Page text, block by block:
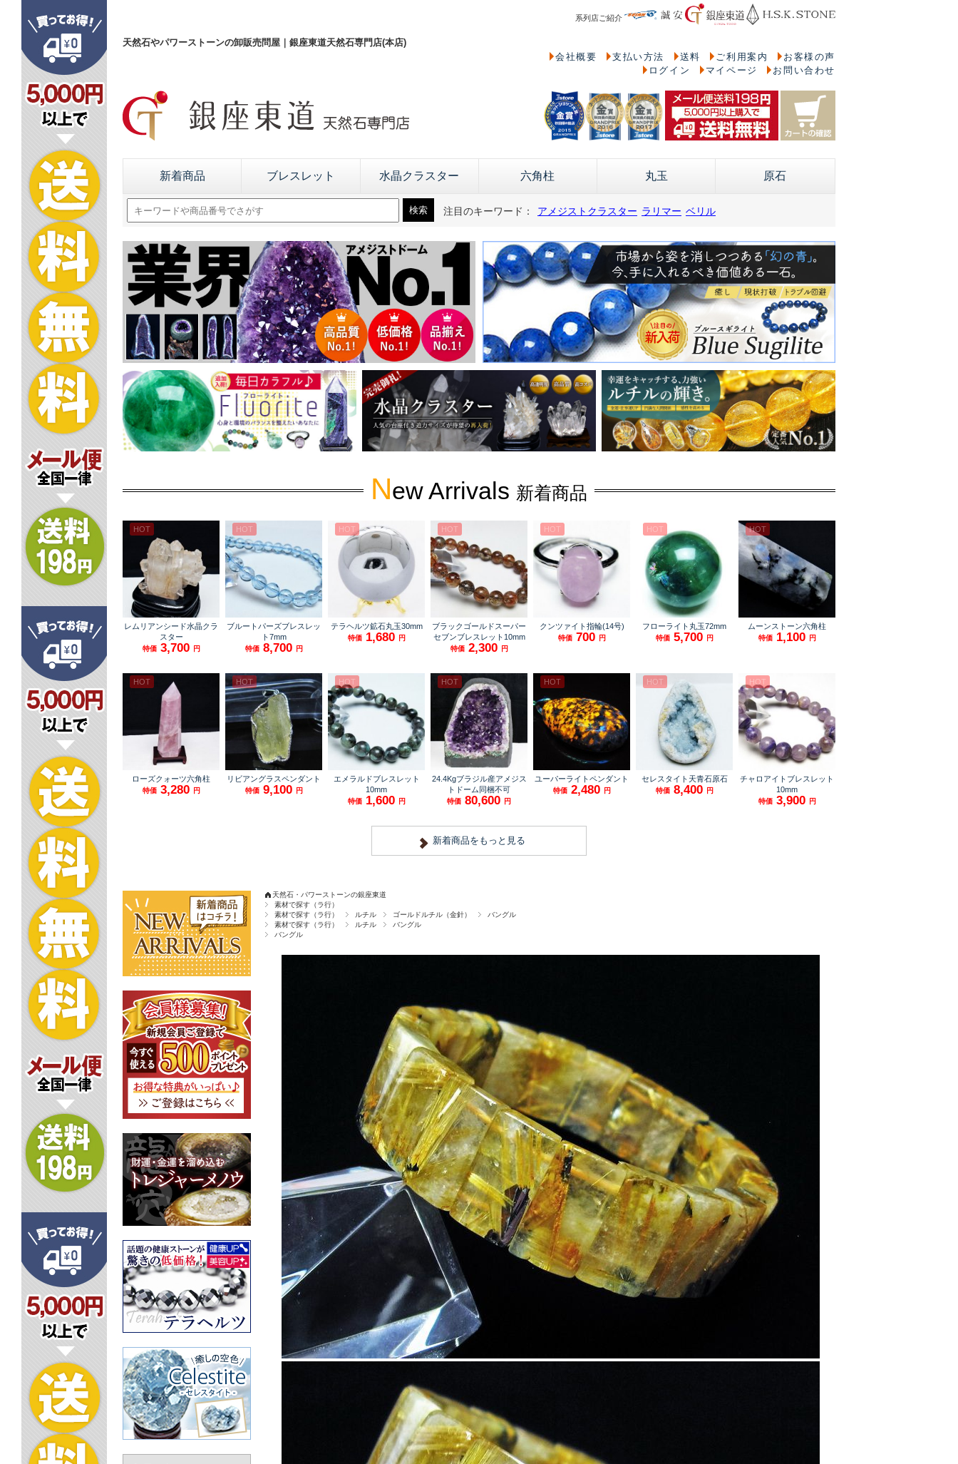
天然石やパワーストーンの卸販売問屋｜銀座東道天然石専門店(本店)
系列店ご紹介
会社概要 支払い方法 送料 ご利用案内
お客様の声
ログイン
マイページ お問い合わせ
新着商品 ブレスレット 水晶クラスター 六角柱 丸玉 原石
注目のキーワード： アメジストクラスター ラリマー ベリル
天然石・パワーストーンの銀座東道
素材で探す（ラ行）
素材で探す（ラ行）
ルチル ゴールドルチル（金針）
バングル
素材で探す（ラ行）
ルチル
バングル
バングル